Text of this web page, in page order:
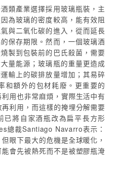
類產業選擇採用玻璃瓶裝，主
為玻璃的密度較高，能有效阻
與二氧化碳的進入，從而延長
保存期限。然而，一個玻璃酒
製到包裝前的巴氏殺菌，需要
量能源；玻璃瓶的重量更造成
輸上的碳排放量增加；其易碎
和額外的包材耗廢。更重要的
用也非常麻煩，實際生活中有
利用，而這樣的掩埋分解需要
已將自家酒瓶改為扁平長方形
總裁Santiago Navarro表示：
眼下最大的危機是全球暖化，
會先被熱死而不是被塑膠瓶淹